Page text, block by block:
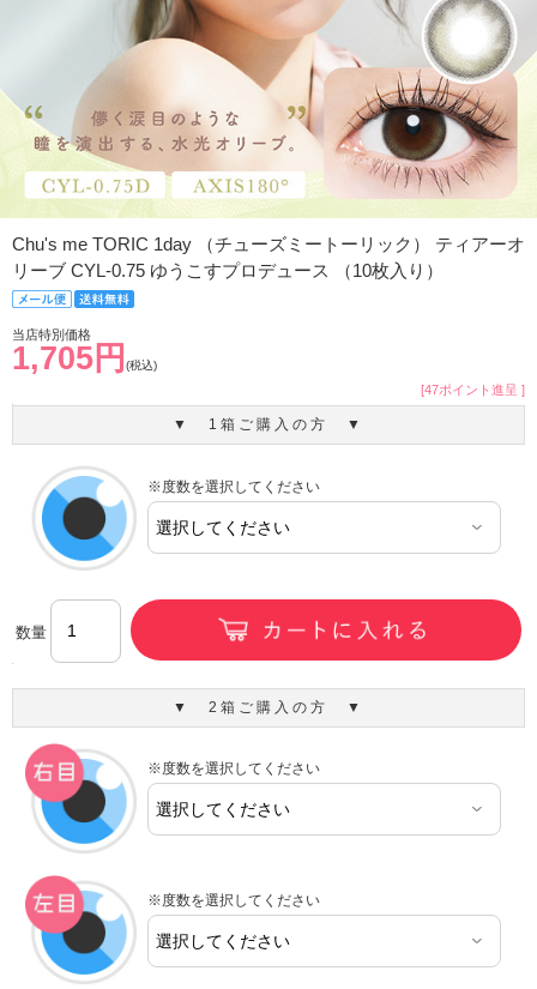
Chu's me TORIC 1day （チューズミートーリック） ティアーオ
リーブ CYL-0.75 ゆうこすプロデュース （10枚入り）
当店特別価格
1,705円 (税込)
[47ポイント進呈 ]
▼ 1箱ご購入の方 ▼
※度数を選択してください
数量
▼ 2箱ご購入の方 ▼
※度数を選択してください
※度数を選択してください